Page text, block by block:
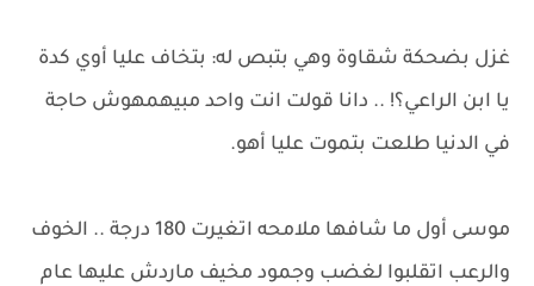
غزل بضحكة شقاوة وهي بتبص له: بتخاف عليا أوي كدة
يا ابن الراعي؟! .. دانا قولت انت واحد مبيهمهوش حاجة
في الدنيا طلعت بتموت عليا أهو.
موسى أول ما شافها ملامحه اتغيرت 180 درجة .. الخوف
والرعب اتقلبوا لغضب وجمود مخيف ماردش عليها عام